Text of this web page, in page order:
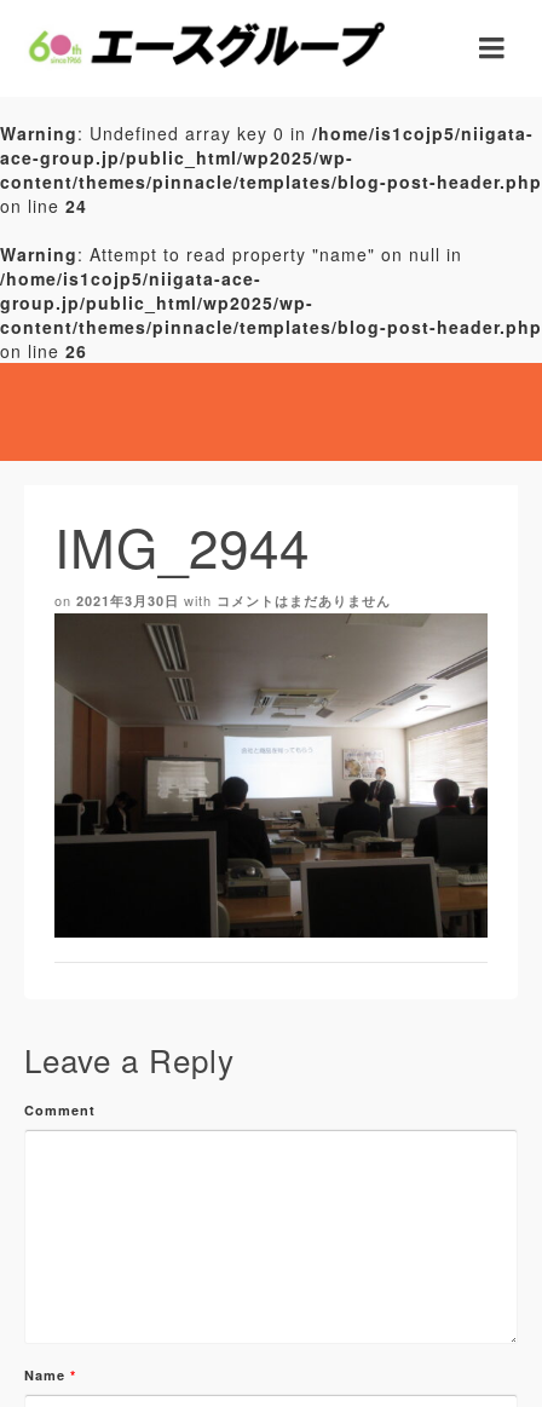
Warning: Undefined array key 0 in /home/is1cojp5/niigata-
ace-group.jp/public_html/wp2025/wp-
content/themes/pinnacle/templates/blog-post-header.php
on line 24
Warning: Attempt to read property "name" on null in
/home/is1cojp5/niigata-ace-
group.jp/public_html/wp2025/wp-
content/themes/pinnacle/templates/blog-post-header.php
on line 26
IMG_2944
on 2021年3月30日 with コメントはまだありません
Leave a Reply
Comment
Name *